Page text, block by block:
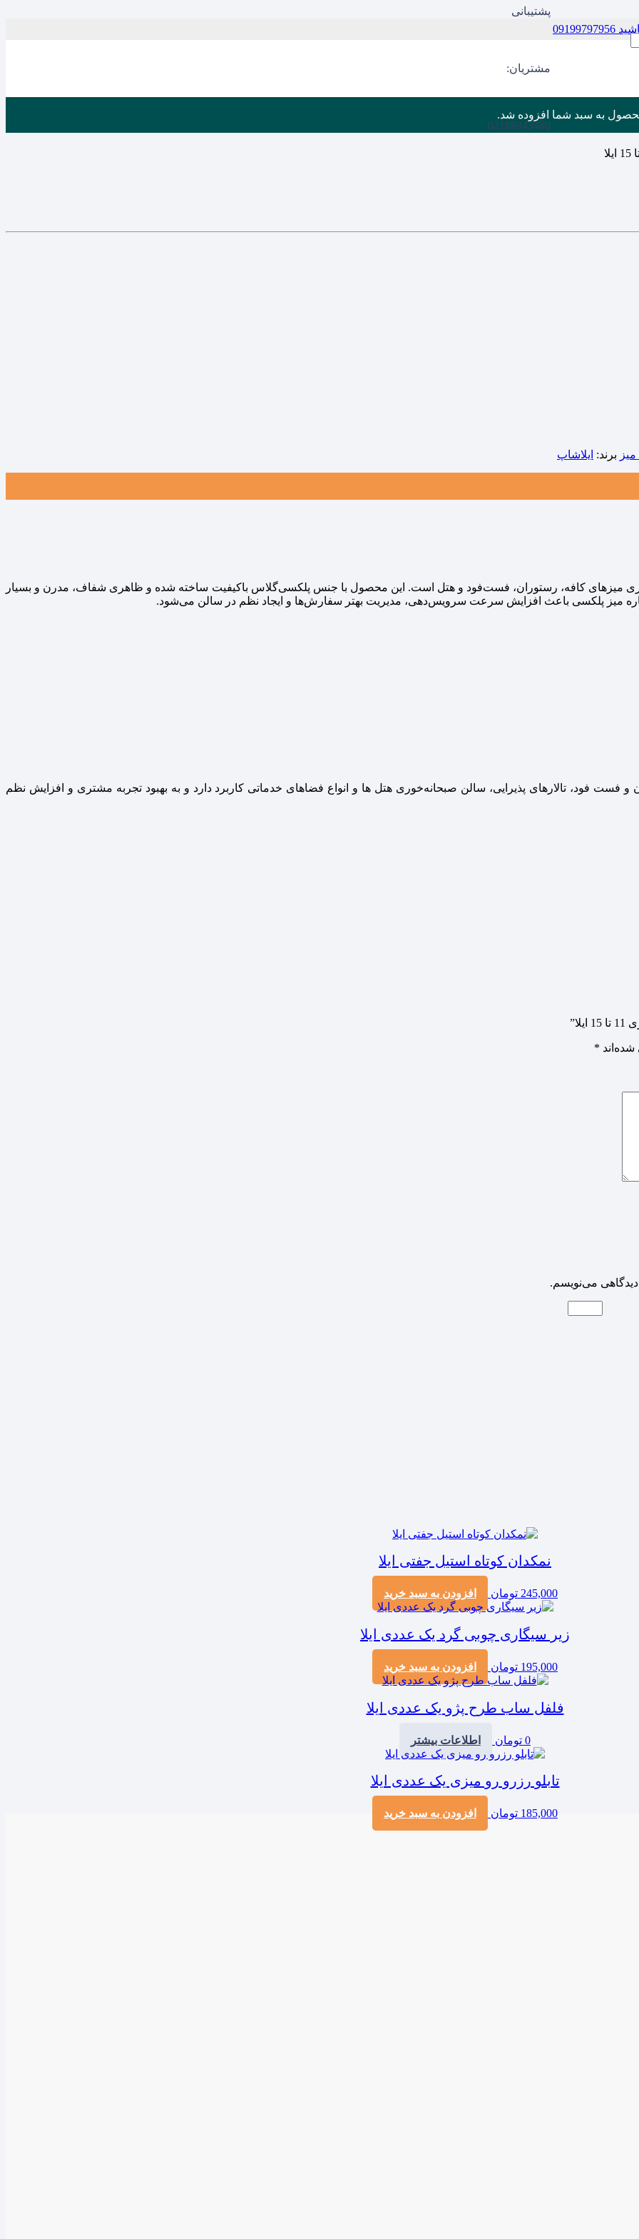
پشتیبانی
مشتریان:
02188943480
به سبد شما افزوده شد.
برند: ایلاشاپ
میزهای کافه، رستوران، فست‌فود و هتل است. این محصول با جنس پلکسی‌گلاس باکیفیت ساخته شده و ظاهری شفاف، مدرن و بسیار
میز پلکسی باعث افزایش سرعت سرویس‌دهی، مدیریت بهتر سفارش‌ها و ایجاد نظم در سالن می‌شود.
فود، تالارهای پذیرایی، سالن صبحانه‌خوری هتل‌ ها و انواع فضاهای خدماتی کاربرد دارد و به بهبود تجربه مشتری و افزایش نظم
*
دیدگاهی می‌نویسم.
نمکدان کوتاه استیل جفتی ایلا
245,000 تومان افزودن به سبد خرید
زیر سیگاری چوبی گرد یک عددی ایلا
195,000 تومان افزودن به سبد خرید
فلفل ساب طرح پژو یک عددی ایلا
0 تومان اطلاعات بیشتر
تابلو رزرو رو میزی یک عددی ایلا
185,000 تومان افزودن به سبد خرید